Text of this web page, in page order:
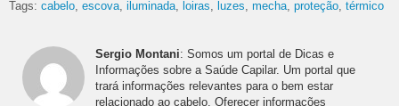
Tags: cabelo escova iluminada loiras luzes mecha proteção térmico
Sergio Montani: Somos um portal de Dicas e
Informações sobre a Saúde Capilar. Um portal que
trará informações relevantes para o bem estar
relacionado ao cabelo. Oferecer informações